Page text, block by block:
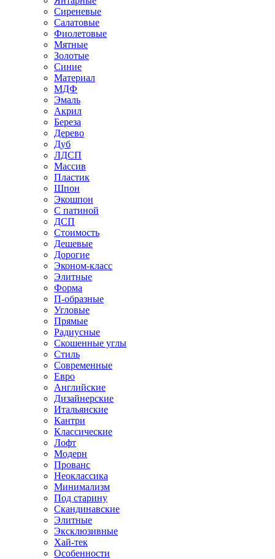
Сиреневые
Салатовые
Фиолетовые
Мятные
Золотые
Синие
Материал
МДФ
Эмаль
Акрил
Береза
Дерево
Дуб
ЛДСП
Массив
Пластик
Шпон
Экошпон
С патиной
ДСП
Стоимость
Дешевые
Дорогие
Эконом-класс
Элитные
Форма
П-образные
Угловые
Прямые
Радиусные
Скошенные углы
Стиль
Современные
Евро
Английские
Дизайнерские
Итальянские
Кантри
Классические
Лофт
Модерн
Прованс
Неоклассика
Минимализм
Под старину
Скандинавские
Элитные
Эксклюзивные
Хай-тек
Особенности